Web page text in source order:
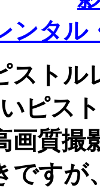
ンタ
ストル
いピス
画質撮
すが